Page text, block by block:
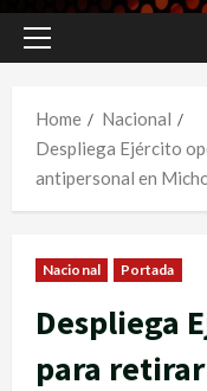
Primary
Home
Nacional
Despliega Ejército
antipersonal en
Nacional Portada
Despliega
para